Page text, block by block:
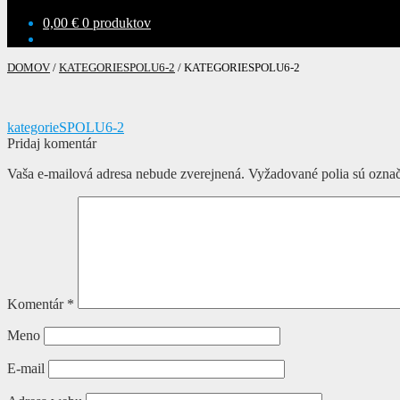
0,00 € 0 produktov
DOMOV / KATEGORIESPOLU6-2 / KATEGORIESPOLU6-2
Navigácia
v
článku
Predchádzajúci
článok:
kategorieSPOLU6-2
Pridaj komentár
Vaša e-mailová adresa nebude zverejnená. Vyžadované polia sú
Komentár *
Meno
E-mail